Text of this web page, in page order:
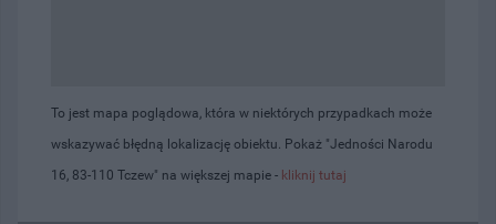
To jest mapa poglądowa, która w niektórych przypadkach może
wskazywać błędną lokalizację obiektu. Pokaż "Jedności Narodu
16, 83-110 Tczew" na większej mapie - kliknij tutaj